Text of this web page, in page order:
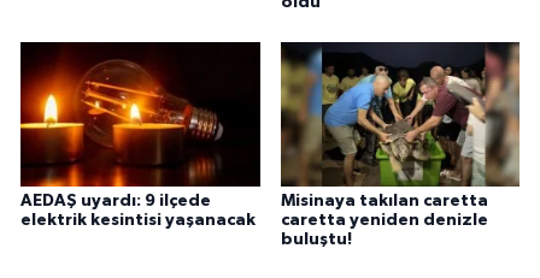
AEDAŞ uyardı: 9 ilçede
elektrik kesintisi yaşanacak
Misinaya takılan caretta
caretta yeniden denizle
buluştu!